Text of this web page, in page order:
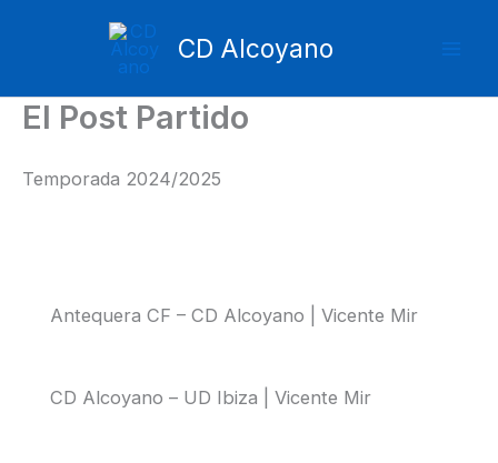
CD Alcoyano
El Post Partido
Temporada 2024/2025
Antequera CF – CD Alcoyano | Vicente Mir
CD Alcoyano – UD Ibiza | Vicente Mir